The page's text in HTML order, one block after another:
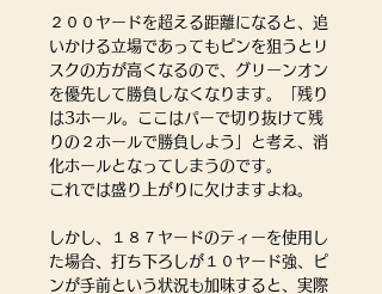
２００ヤードを超える距離になると、追
いかける立場であってもピンを狙うとリ
スクの方が高くなるので、グリーンオン
を優先して勝負しなくなります。「残り
は3ホール。ここはパーで切り抜けて残
りの２ホールで勝負しよう」と考え、消
化ホールとなってしまうのです。
これでは盛り上がりに欠けますよね。
しかし、１８７ヤードのティーを使用し
た場合、打ち下ろしが１０ヤード強、ピ
ンが手前という状況も加味すると、実際